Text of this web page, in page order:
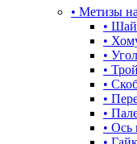
• Метизы
•
•
•
•
•
•
•
• Ось